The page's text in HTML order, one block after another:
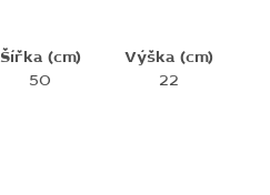
Šířka (cm)
Výška (cm)
50 22